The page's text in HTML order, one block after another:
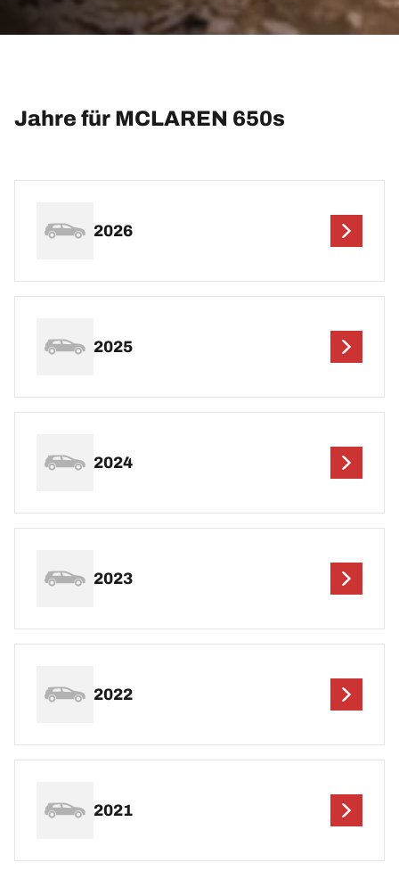
Jahre für MCLAREN 650s
2026
2025
2024
2023
2022
2021